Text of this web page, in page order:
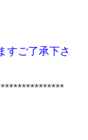
すご了承下さ